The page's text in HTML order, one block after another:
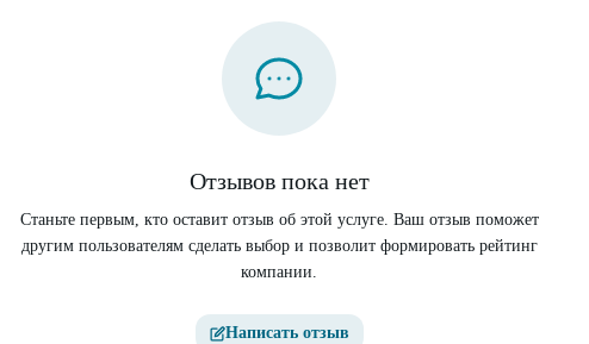
Отзывов пока нет
Станьте первым, кто оставит отзыв об этой услуге. Ваш отзыв поможет
другим пользователям сделать выбор и позволит формировать рейтинг
компании.
Написать отзыв